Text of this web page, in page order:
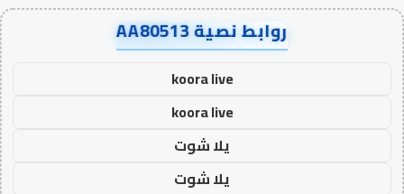
روابط نصية AA80513
koora live
koora live
يلا شوت
يلا شوت